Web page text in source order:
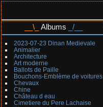
Albums
2023-07-23 Dinan Medievale
Animalier
Architecture
Art moderne
Ballots de Paille
Bouchons-Emblème de voitures
Chevaux
Chine
Château d eau
Cimetiere du Pere Lachaise